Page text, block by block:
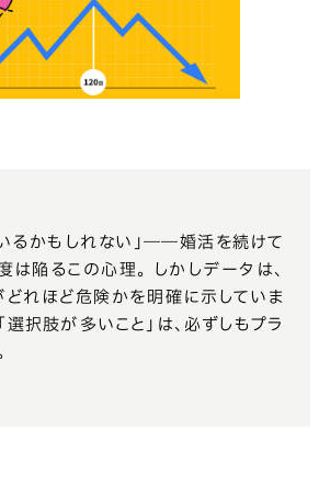
るかもしれない」――婚活を続けて
は陥るこの心理。 しかしデータは、
れほど危険かを明確に示していま
選択肢が多いこと」は、必ずしもプラ